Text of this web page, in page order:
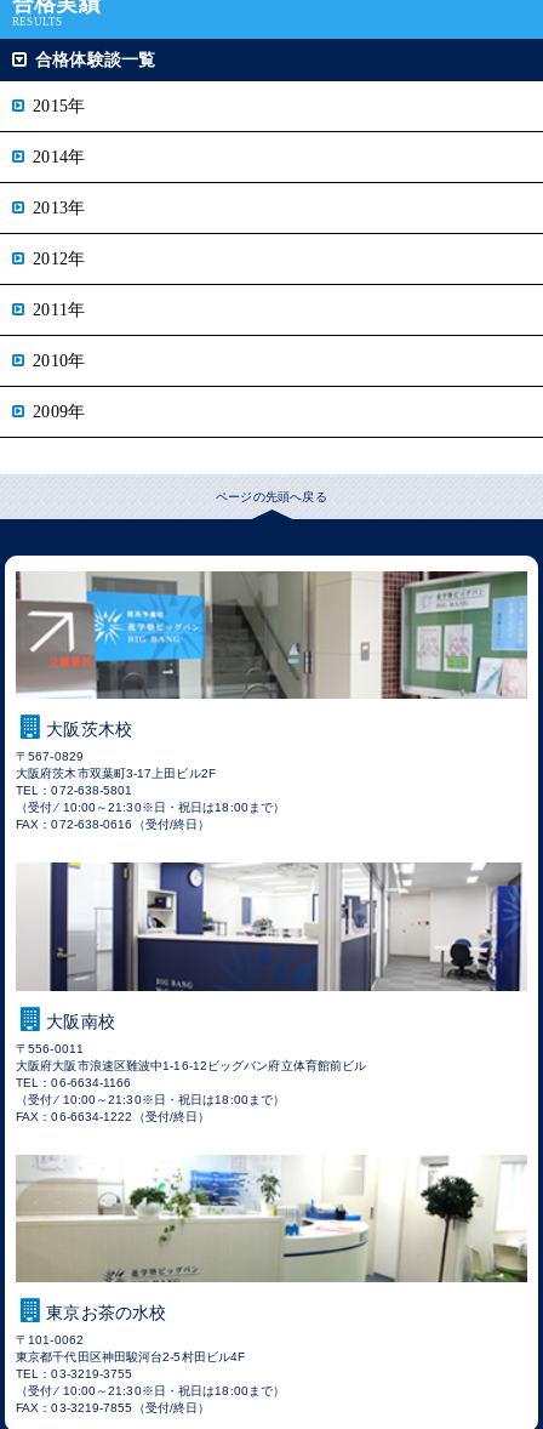
RESULTS
合格体験談一覧
2015年
2014年
2013年
2012年
2011年
2010年
2009年
ページの先頭へ戻る
大阪茨木校
〒567-0829
大阪府茨木市双葉町3-17上田ビル2F
TEL：072-638-5801
（受付 ⁄ 10:00～21:30※日・祝日は18:00まで）
FAX：072-638-0616（受付/終日）
大阪南校
〒556-0011
大阪府大阪市浪速区難波中1-16-12ビッグバン府立体育館前ビル
TEL：06-6634-1166
（受付 ⁄ 10:00～21:30※日・祝日は18:00まで）
FAX：06-6634-1222（受付/終日）
東京お茶の水校
〒101-0062
東京都千代田区神田駿河台2-5村田ビル4F
TEL：03-3219-3755
（受付 ⁄ 10:00～21:30※日・祝日は18:00まで）
FAX：03-3219-7855（受付/終日）